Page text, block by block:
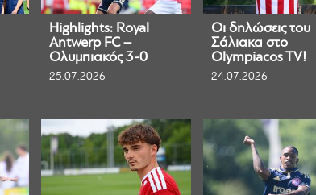
Highlights: Royal
Antwerp FC –
Ολυμπιακός 3-0
25.07.2026
Οι δηλώσεις του
Σάλιακα στο
Olympiacos TV!
24.07.2026